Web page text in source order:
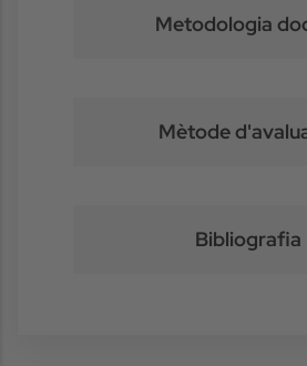
Metodologia
Mètode
Bibliografia